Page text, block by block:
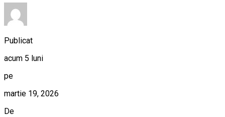
Publicat
acum 5 luni
pe
martie 19, 2026
De